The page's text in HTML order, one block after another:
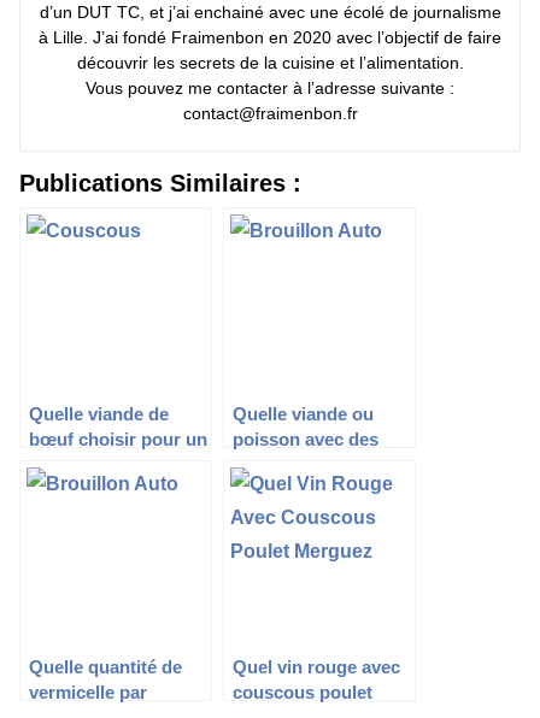
d’un DUT TC, et j’ai enchainé avec une écolé de journalisme
à Lille. J’ai fondé Fraimenbon en 2020 avec l’objectif de faire
découvrir les secrets de la cuisine et l’alimentation.
Vous pouvez me contacter à l’adresse suivante :
contact@fraimenbon.fr
Publications Similaires :
Quelle viande de
bœuf choisir pour un
couscous savoureux
?
Quelle viande ou
poisson avec des
courgettes ?
Quelle quantité de
vermicelle par
Quel vin rouge avec
couscous poulet